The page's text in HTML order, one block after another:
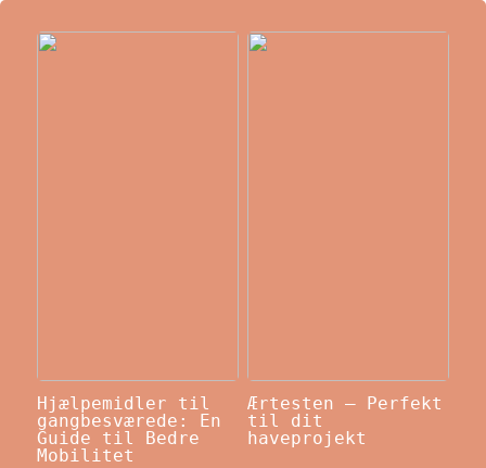
Hjælpemidler til
gangbesværede: En
Guide til Bedre
Mobilitet
Ærtesten – Perfekt
til dit
haveprojekt